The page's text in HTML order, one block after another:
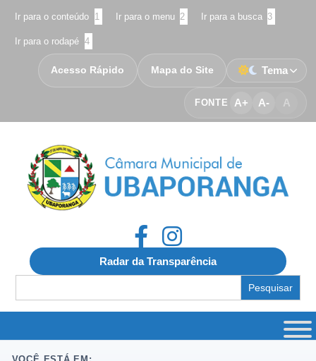
Ir para o conteúdo 1 Ir para o menu 2 Ir para a busca 3
Ir para o rodapé 4
FONTE A+ A- A
Acesso Rápido Mapa do Site Tema
Radar da Transparência
for: